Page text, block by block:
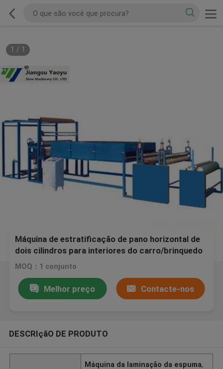
1 / 1
Máquina de estratificação de pano horizontal de
dois cilindros para interiores do carro/brinquedo
MOQ：1 conjunto
Melhor preço Contacte-nos
DESCRIçãO DE PRODUTO
Máquina da laminação da espuma,